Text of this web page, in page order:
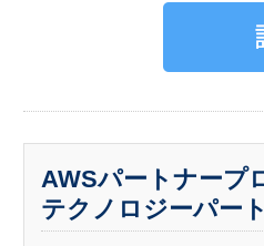
AWSパートナープ
テクノロジーパー